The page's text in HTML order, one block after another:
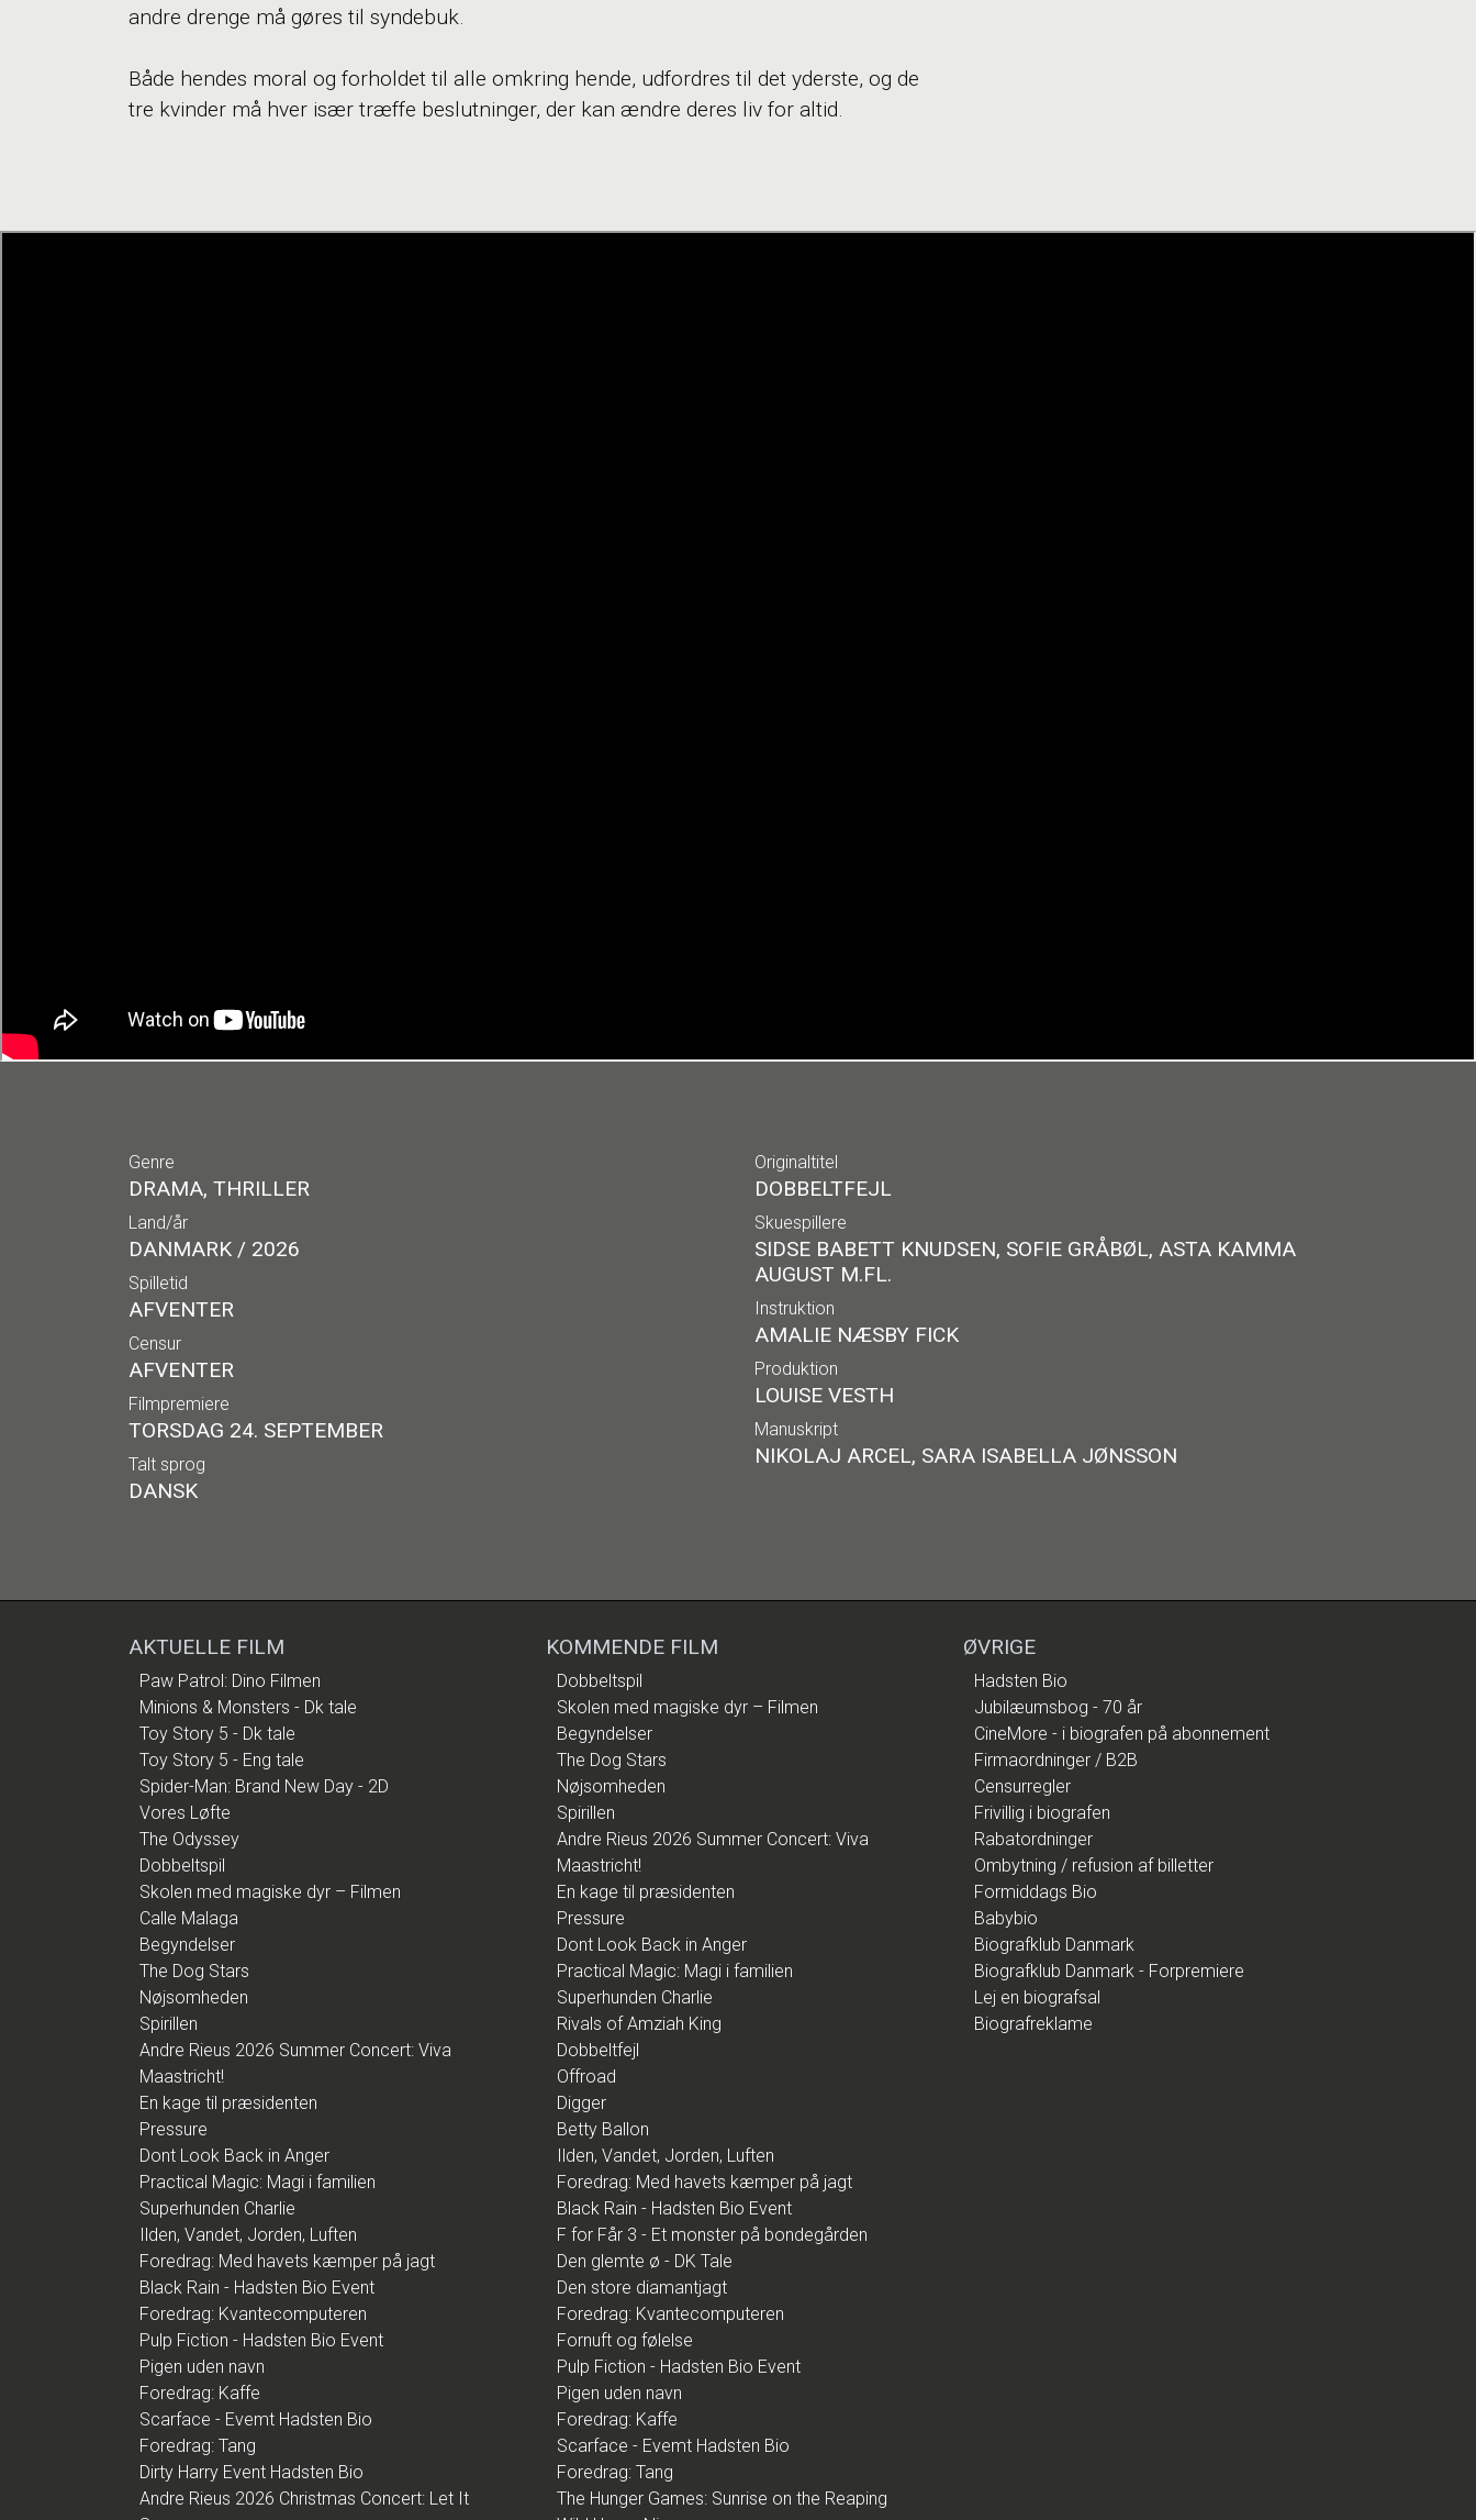
andre drenge må gøres til syndebuk.
Både hendes moral og forholdet til alle omkring hende, udfordres til det yderste, og de
tre kvinder må hver især træffe beslutninger, der kan ændre deres liv for altid.
Genre
DRAMA, THRILLER
Land/år
DANMARK / 2026
Spilletid
AFVENTER
Censur
AFVENTER
Filmpremiere
TORSDAG 24. SEPTEMBER
Talt sprog
DANSK
Originaltitel
DOBBELTFEJL
Skuespillere
SIDSE BABETT KNUDSEN, SOFIE GRÅBØL, ASTA KAMMA
AUGUST M.FL.
Instruktion
AMALIE NÆSBY FICK
Produktion
LOUISE VESTH
Manuskript
NIKOLAJ ARCEL, SARA ISABELLA JØNSSON
AKTUELLE FILM
Paw Patrol: Dino Filmen
Minions & Monsters - Dk tale
Toy Story 5 - Dk tale
Toy Story 5 - Eng tale
Spider-Man: Brand New Day - 2D
Vores Løfte
The Odyssey
Dobbeltspil
Skolen med magiske dyr – Filmen
Calle Malaga
Begyndelser
The Dog Stars
Nøjsomheden
Spirillen
Andre Rieus 2026 Summer Concert: Viva
Maastricht!
En kage til præsidenten
Pressure
Dont Look Back in Anger
Practical Magic: Magi i familien
Superhunden Charlie
Ilden, Vandet, Jorden, Luften
Foredrag: Med havets kæmper på jagt
Black Rain - Hadsten Bio Event
Foredrag: Kvantecomputeren
Pulp Fiction - Hadsten Bio Event
Pigen uden navn
Foredrag: Kaffe
Scarface - Evemt Hadsten Bio
Foredrag: Tang
Dirty Harry Event Hadsten Bio
Andre Rieus 2026 Christmas Concert: Let It
KOMMENDE FILM
Dobbeltspil
Skolen med magiske dyr – Filmen
Begyndelser
The Dog Stars
Nøjsomheden
Spirillen
Andre Rieus 2026 Summer Concert: Viva
Maastricht!
En kage til præsidenten
Pressure
Dont Look Back in Anger
Practical Magic: Magi i familien
Superhunden Charlie
Rivals of Amziah King
Dobbeltfejl
Offroad
Digger
Betty Ballon
Ilden, Vandet, Jorden, Luften
Foredrag: Med havets kæmper på jagt
Black Rain - Hadsten Bio Event
F for Får 3 - Et monster på bondegården
Den glemte ø - DK Tale
Den store diamantjagt
Foredrag: Kvantecomputeren
Fornuft og følelse
Pulp Fiction - Hadsten Bio Event
Pigen uden navn
Foredrag: Kaffe
Scarface - Evemt Hadsten Bio
Foredrag: Tang
The Hunger Games: Sunrise on the Reaping
ØVRIGE
Hadsten Bio
Jubilæumsbog - 70 år
CineMore - i biografen på abonnement
Firmaordninger / B2B
Censurregler
Frivillig i biografen
Rabatordninger
Ombytning / refusion af billetter
Formiddags Bio
Babybio
Biografklub Danmark
Biografklub Danmark - Forpremiere
Lej en biografsal
Biografreklame